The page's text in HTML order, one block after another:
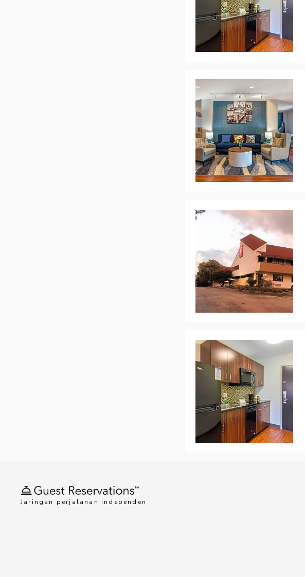
Jaringan perjalanan independen